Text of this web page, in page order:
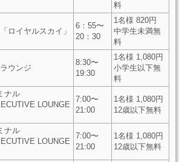
料
ロイヤルスカイ」
6：55〜
20：30
1名様 820円
中学生未満無
料
ウンジ
8:30〜
19:30
1名様 1,080円
小学生以下無
料
ナル
LOUNGE
7:00〜
21:00
1名様 1,080円
12歳以下無料
ナル
LOUNGE
7:00〜
21:00
1名様 1,080円
12歳以下無料